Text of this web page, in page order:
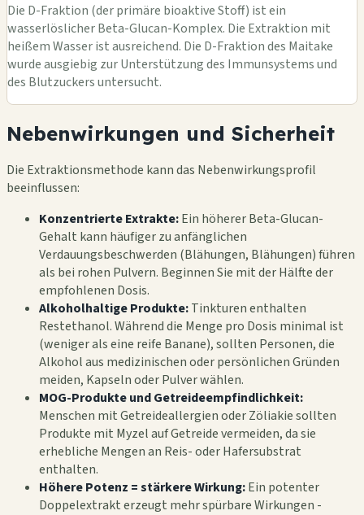
Die D-Fraktion (der primäre bioaktive Stoff) ist ein
wasserlöslicher Beta-Glucan-Komplex. Die Extraktion mit
heißem Wasser ist ausreichend. Die D-Fraktion des Maitake
wurde ausgiebig zur Unterstützung des Immunsystems und
des Blutzuckers untersucht.
Nebenwirkungen und Sicherheit
Die Extraktionsmethode kann das Nebenwirkungsprofil
beeinflussen:
Konzentrierte Extrakte:Ein höherer Beta-Glucan-
Gehalt kann häufiger zu anfänglichen
Verdauungsbeschwerden (Blähungen, Blähungen) führen
als bei rohen Pulvern. Beginnen Sie mit der Hälfte der
empfohlenen Dosis.
Alkoholhaltige Produkte:Tinkturen enthalten
Restethanol. Während die Menge pro Dosis minimal ist
(weniger als eine reife Banane), sollten Personen, die
Alkohol aus medizinischen oder persönlichen Gründen
meiden, Kapseln oder Pulver wählen.
MOG-Produkte und Getreideempfindlichkeit:
Menschen mit Getreideallergien oder Zöliakie sollten
Produkte mit Myzel auf Getreide vermeiden, da sie
erhebliche Mengen an Reis- oder Hafersubstrat
enthalten.
Höhere Potenz = stärkere Wirkung:Ein potenter
Doppelextrakt erzeugt mehr spürbare Wirkungen -